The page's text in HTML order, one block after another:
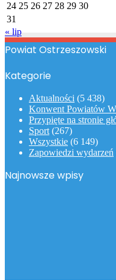
24 25 26 27 28 29 30
31
« lip
Powiat Ostrzeszowski
Kategorie
Aktualności (5 438)
Konwent Powiatów
Przypięte na stronie
Sport (267)
Wszystkie (6 149)
Zapowiedzi wydarzeń
Najnowsze wpisy